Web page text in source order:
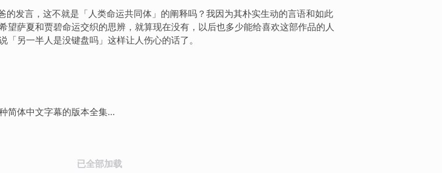
的发言，这不就是「人类命运共同体」的阐释吗？我因为其朴实生动的言语和如此
望萨夏和贾碧命运交织的思辨，就算现在没有，以后也多少能给喜欢这部作品的人
「另一半人是没键盘吗」这样让人伤心的话了。
简体中文字幕的版本全集...
已全部加载